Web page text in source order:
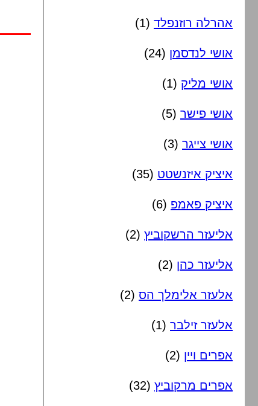
אהרלה רוזנפלד (1)
אושי לנדסמן (24)
אושי מליק (1)
אושי פישר (5)
אושי צייגר (3)
איציק איזנשטט (35)
איציק פאמפ (6)
אליעזר הרשקוביץ (2)
אליעזר כהן (2)
אלעזר אלימלך הס (2)
אלעזר זילבר (1)
אפרים ויין (2)
אפרים מרקוביץ (32)